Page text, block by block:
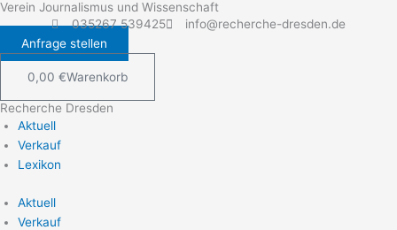
Zum
Inhalt
springen
Verein Journalismus und Wissenschaft
035267 539425
info@recherche-dresden.de
Anfrage stellen
0,00 €Warenkorb
Recherche Dresden
Aktuell
Verkauf
Lexikon
Aktuell
Verkauf